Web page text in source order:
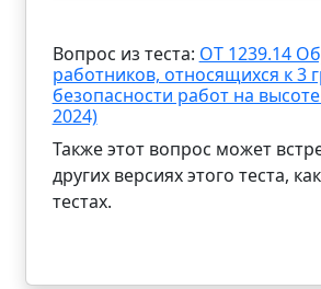
Вопрос из теста: ОТ 1239.14
работников, относящихся к 3
безопасности работ на
2024)
Также этот вопрос может
других версиях этого теста,
тестах.